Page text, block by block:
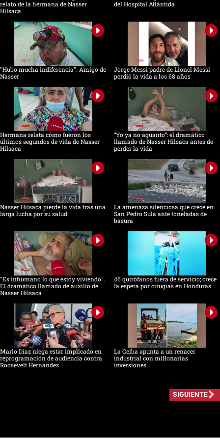
relato de la hermana de Nasser
Hilsaca
del Hospital Atlántida
"Hubo mucha indiferencia". Amigo de
Nasser
Jorge Messi padre de Lionel Messi
perdió la vida a los 68 años
Hermana relata cómo fueron los
últimos segundos de vida de Nasser
Hilsaca
“Yo ya no aguanto”: el dramático
llamado de Nasser Hilsaca antes de
perder la vida
Nasser Hilsaca pierde la vida tras una
larga lucha por su salud
La amenaza silenciosa que crece en
San Pedro Sula ante toneladas de
basura
"Es inhumano lo que estoy viviendo".
El dramático llamado de auxilio de
Nasser Hilsaca
46 quirófanos fuera de servicio; crece
la espera por cirugías en Honduras
Mario Díaz niega estar implicado en
reprogramación de audiencia contra
Roosevelt Hernández
La Ceiba apunta a un renacer
industrial con millonarias
inversiones
SIGUIENTE